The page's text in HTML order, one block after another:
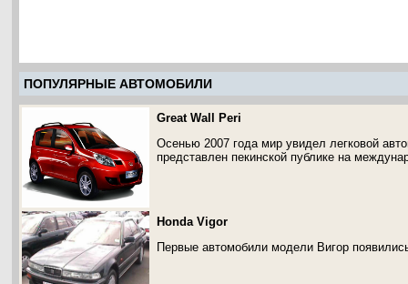
ПОПУЛЯРНЫЕ АВТОМОБИЛИ
Great Wall Peri
Осенью 2007 года мир увидел легковой
представлен пекинской публике на
Honda Vigor
Первые автомобили модели Вигор